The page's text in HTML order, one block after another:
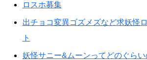
ロスホ募集
出チョコ変異ゴズメズなど求妖怪
ト
妖怪サニー&ムーンってどのぐらい